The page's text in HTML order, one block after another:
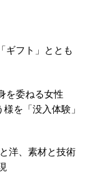
ギフト」ととも
を委ねる女性
を「没入体験」
洋、素材と技術